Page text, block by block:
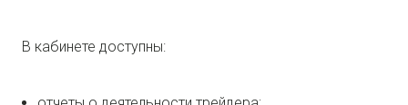
В кабинете доступны: